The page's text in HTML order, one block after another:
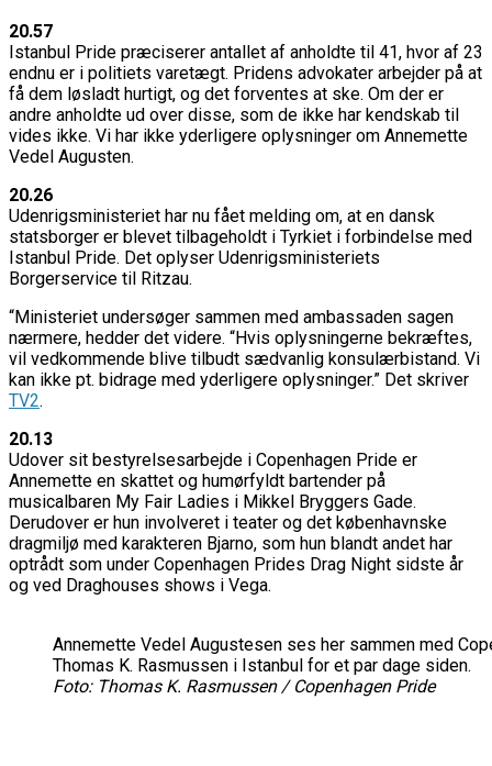
20.57
Istanbul Pride præciserer antallet af anholdte til 41, hvor af 23
endnu er i politiets varetægt. Pridens advokater arbejder på at
få dem løsladt hurtigt, og det forventes at ske. Om der er
andre anholdte ud over disse, som de ikke har kendskab til
vides ikke. Vi har ikke yderligere oplysninger om Annemette
Vedel Augusten.
20.26
Udenrigsministeriet har nu fået melding om, at en dansk
statsborger er blevet tilbageholdt i Tyrkiet i forbindelse med
Istanbul Pride. Det oplyser Udenrigsministeriets
Borgerservice til Ritzau.
“Ministeriet undersøger sammen med ambassaden sagen
nærmere, hedder det videre. “Hvis oplysningerne bekræftes,
vil vedkommende blive tilbudt sædvanlig konsulærbistand. Vi
kan ikke pt. bidrage med yderligere oplysninger.” Det skriver
TV2.
20.13
Udover sit bestyrelsesarbejde i Copenhagen Pride er
Annemette en skattet og humørfyldt bartender på
musicalbaren My Fair Ladies i Mikkel Bryggers Gade.
Derudover er hun involveret i teater og det københavnske
dragmiljø med karakteren Bjarno, som hun blandt andet har
optrådt som under Copenhagen Prides Drag Night sidste år
og ved Draghouses shows i Vega.
Annemette Vedel Augustesen ses her sammen med
Thomas K. Rasmussen i Istanbul for et par dage siden.
Foto: Thomas K. Rasmussen / Copenhagen Pride